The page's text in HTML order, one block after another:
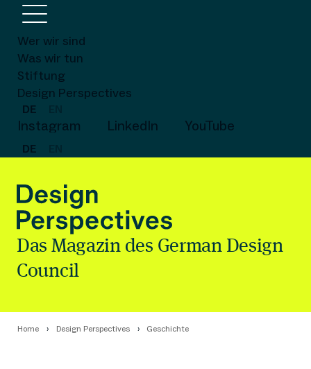
Wer wir sind
Was wir tun
Stiftung
Design Perspectives
DE
Instagram LinkedIn YouTube
DE
Das Magazin des German Design
Council
Home Design Perspectives Geschichte